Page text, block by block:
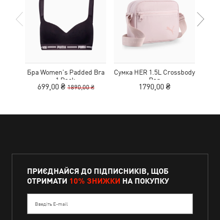
Бра Women's Padded Bra
1 Pack
699,00 ₴ 1890,00 ₴
Сумка HER 1.5L Crossbody
Bag
1790,00 ₴
ПРИЄДНАЙСЯ ДО ПІДПИСНИКІВ, ЩОБ
ОТРИМАТИ 10% ЗНИЖКИ НА ПОКУПКУ
Введіть E-mail